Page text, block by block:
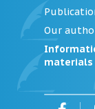
Our
materials